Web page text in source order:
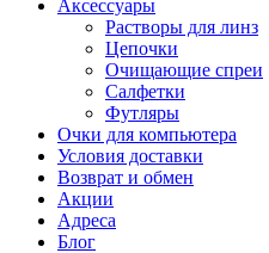
Аксессуары
Растворы для линз
Цепочки
Очищающие спреи
Салфетки
Футляры
Очки для компьютера
Условия доставки
Возврат и обмен
Акции
Адреса
Блог